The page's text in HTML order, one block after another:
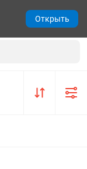
Открыть